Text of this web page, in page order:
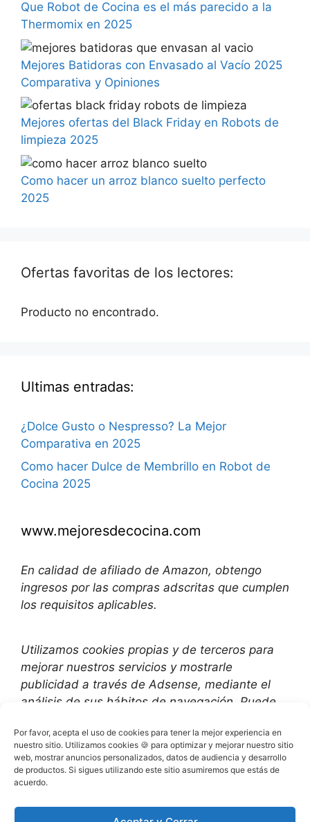
Por favor, acepta el uso de cookies para tener la mejor experiencia en
nuestro sitio. Utilizamos cookies 🍪 para optimizar y mejorar nuestro sitio
web, mostrar anuncios personalizados, datos de audiencia y desarrollo
de productos. Si sigues utilizando este sitio asumiremos que estás de
acuerdo.
Que Robot de Cocina es el más parecido a la
Thermomix en 2025
Mejores Batidoras con Envasado al Vacío 2025
Comparativa y Opiniones
Mejores ofertas del Black Friday en Robots de
limpieza 2025
Como hacer un arroz blanco suelto perfecto
2025
Ofertas favoritas de los lectores:
Producto no encontrado.
Ultimas entradas:
¿Dolce Gusto o Nespresso? La Mejor
Comparativa en 2025
Como hacer Dulce de Membrillo en Robot de
Cocina 2025
www.mejoresdecocina.com
En calidad de afiliado de Amazon, obtengo
ingresos por las compras adscritas que cumplen
los requisitos aplicables.
Utilizamos cookies propias y de terceros para
mejorar nuestros servicios y mostrarle
publicidad a través de Adsense, mediante el
análisis de sus hábitos de navegación. Puede
información aquí:
Política de Privacidad